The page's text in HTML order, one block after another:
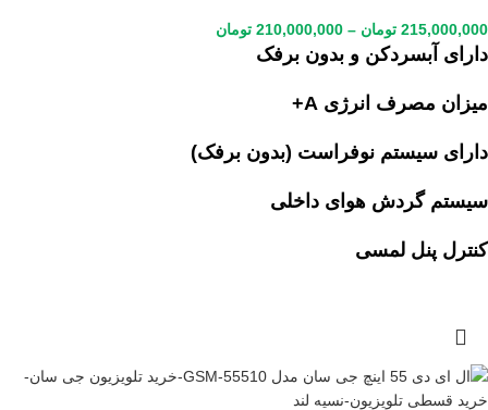
215,000,000 تومان –
210,000,000 تومان
دارای آبسردکن و بدون برفک
میزان مصرف انرژی A+
دارای سیستم نوفراست (بدون برفک)
سیستم گردش هوای داخلی
کنترل پنل لمسی